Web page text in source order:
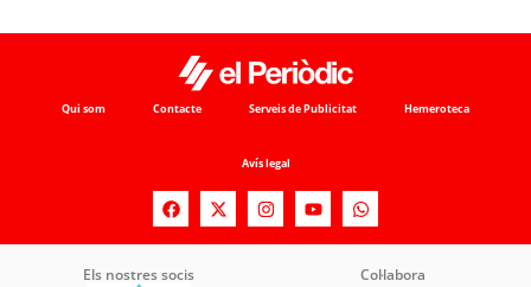
Qui som Contacte Serveis de Publicitat Hemeroteca
Avís legal
Els nostres socis Col·labora